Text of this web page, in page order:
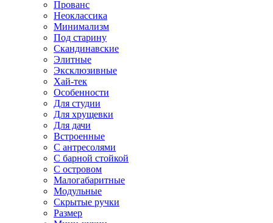
Прованс
Неоклассика
Минимализм
Под старину
Скандинавские
Элитные
Эксклюзивные
Хай-тек
Особенности
Для студии
Для хрущевки
Для дачи
Встроенные
С антресолями
С барной стойкой
С островом
Малогабаритные
Модульные
Скрытые ручки
Размер